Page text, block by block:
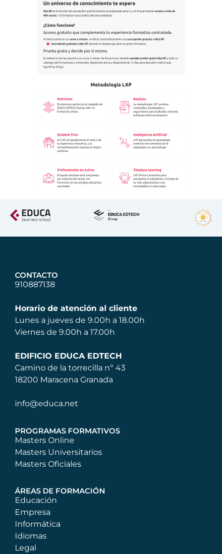
CONTACTO
910887138
Horario de atención al cliente
Lunes a jueves de 9.00h a 18.00h
Viernes de 9.00h a 17.00h
EDIFICIO EDUCA EDTECH
Camino de la torrecilla nº 43
18200 Maracena Granada
info@educa.net
PROGRAMAS FORMATIVOS
Masters Online
Masters Universitarios
Masters Oficiales
ÁREAS DE FORMACIÓN
Educación
Empresa
Informática
Idiomas
Legal